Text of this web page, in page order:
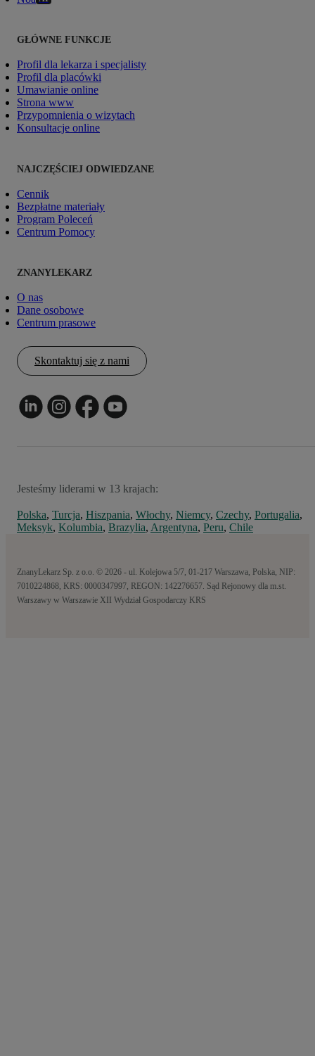
GŁÓWNE FUNKCJE
Profil dla lekarza i specjalisty
Profil dla placówki
Umawianie online
Strona www
Przypomnienia o wizytach
Konsultacje online
NAJCZĘŚCIEJ ODWIEDZANE
Cennik
Bezpłatne materiały
Program Poleceń
Centrum Pomocy
ZNANYLEKARZ
O nas
Dane osobowe
Centrum prasowe
Skontaktuj się z nami
Jesteśmy liderami w 13 krajach:
Polska, Turcja, Hiszpania, Włochy, Niemcy, Czechy, Portugalia,
Meksyk, Kolumbia, Brazylia, Argentyna, Peru, Chile
ZnanyLekarz Sp. z o.o. © 2026 - ul. Kolejowa 5/7, 01-217 Warszawa, Polska, NIP:
7010224868, KRS: 0000347997, REGON: 142276657. Sąd Rejonowy dla m.st.
Warszawy w Warszawie XII Wydział Gospodarczy KRS